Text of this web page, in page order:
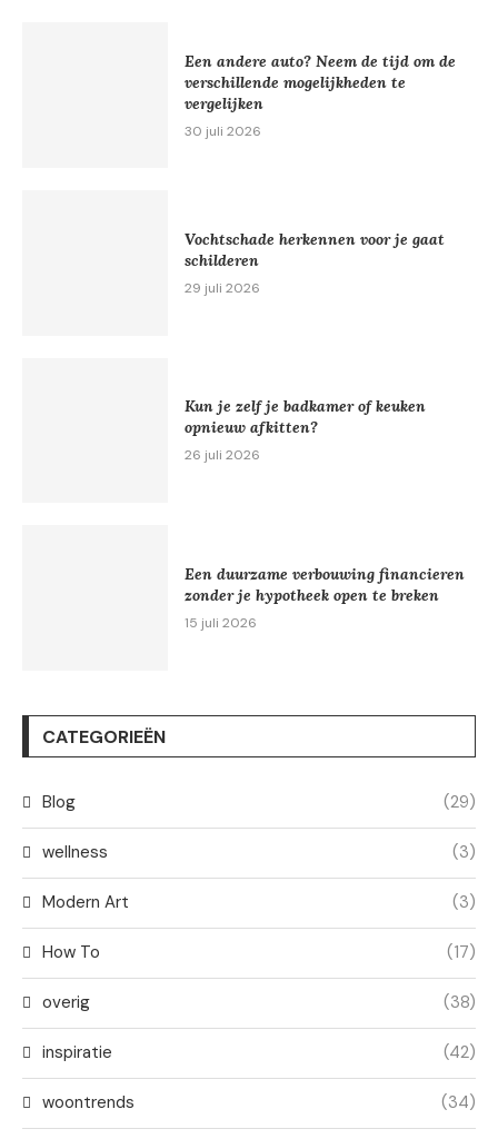
Een andere auto? Neem de tijd om de
verschillende mogelijkheden te
vergelijken
30 juli 2026
Vochtschade herkennen voor je gaat
schilderen
29 juli 2026
Kun je zelf je badkamer of keuken
opnieuw afkitten?
26 juli 2026
Een duurzame verbouwing financieren
zonder je hypotheek open te breken
15 juli 2026
CATEGORIEËN
Blog (29)
wellness (3)
Modern Art (3)
How To (17)
overig (38)
inspiratie (42)
woontrends (34)